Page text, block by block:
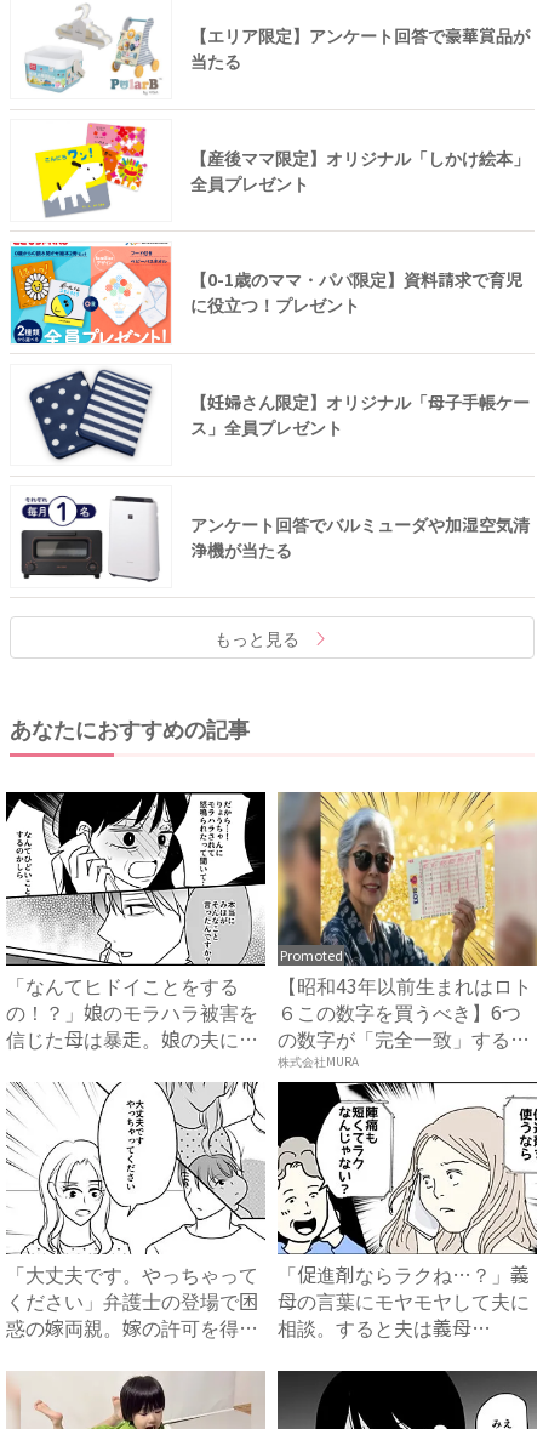
【エリア限定】アンケート回答で豪華賞品が
当たる
【産後ママ限定】オリジナル「しかけ絵本」
全員プレゼント
【0-1歳のママ・パパ限定】資料請求で育児
に役立つ！プレゼント
【妊婦さん限定】オリジナル「母子手帳ケー
ス」全員プレゼント
アンケート回答でバルミューダや加湿空気清
浄機が当たる
もっと見る
あなたにおすすめの記事
「なんてヒドイことをする
の！？」娘のモラハラ被害を
信じた母は暴走。娘の夫に電
Promoted
【昭和43年以前生まれはロト
６この数字を買うべき】6つ
の数字が「完全一致」する
方...
株式会社MURA
「大丈夫です。やっちゃって
ください」弁護士の登場で困
惑の嫁両親。嫁の許可を得た
「促進剤ならラクね…？」義
母の言葉にモヤモヤして夫に
相談。すると夫は義母